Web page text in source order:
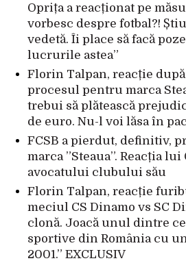
Oprița a reacționat pe
vorbesc despre fotbal?!
vedetă. Îi place să facă
lucrurile astea”
Florin Talpan, reacție după
procesul pentru marca
trebui să plătească
de euro. Nu-l voi lăsa în
FCSB a pierdut, definitiv,
marca ”Steaua”. Reacția
avocatului clubului său
Florin Talpan, reacție
meciul CS Dinamo vs SC
clonă. Joacă unul dintre
sportive din România cu
2001.” EXCLUSIV